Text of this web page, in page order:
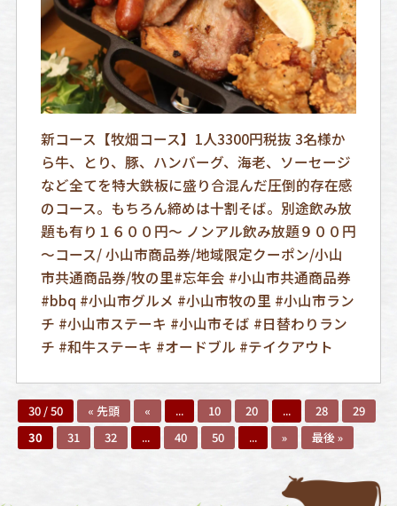
新コース【牧畑コース】1人3300円税抜 3名様か
ら牛、とり、豚、ハンバーグ、海老、ソーセージ
など全てを特大鉄板に盛り合混んだ圧倒的存在感
のコース。もちろん締めは十割そば。別途飲み放
題も有り１６００円～ ノンアル飲み放題９００円
～コース/ 小山市商品券/地域限定クーポン/小山
市共通商品券/牧の里#忘年会 #小山市共通商品券
#bbq #小山市グルメ #小山市牧の里 #小山市ラン
チ #小山市ステーキ #小山市そば #日替わりラン
チ #和牛ステーキ #オードブル #テイクアウト
30 / 50 « 先頭 « ... 10 20 ... 28
29
30
31 32 ... 40 50 ... » 最後 »